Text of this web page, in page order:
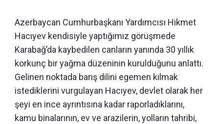
Azerbaycan Cumhurbaşkanı Yardımcısı Hikmet
Hacıyev kendisiyle yaptığımız görüşmede
Karabağ’da kaybedilen canların yanında 30 yıllık
korkunç bir yağma düzeninin kurulduğunu anlattı.
Gelinen noktada barış dilini egemen kılmak
istediklerini vurgulayan Hacıyev, devlet olarak her
şeyi en ince ayrıntısına kadar raporladıklarını,
kamu binalarının, ev ve arazilerin, yolların tahribi,